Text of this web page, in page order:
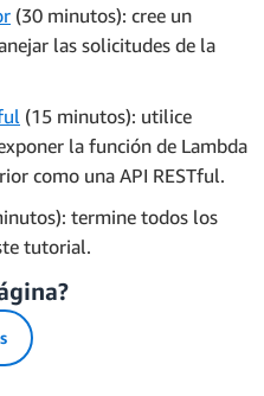
(30 minutos): cree un
las solicitudes de la
(15 minutos): utilice
la función de Lambda
como una API RESTful.
termine todos los
tutorial.